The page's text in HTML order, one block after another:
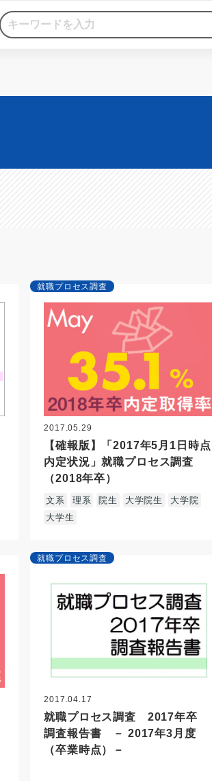
就職プロセス調査
2017.05.29
【確報版】「2017年5月1日時点
内定状況」就職プロセス調査
（2018年卒）
文系 理系 院生 大学院生
大学院
大学生
就職プロセス調査
2017.04.17
就職プロセス調査 2017年卒
調査報告書 － 2017年3月度
（卒業時点）－